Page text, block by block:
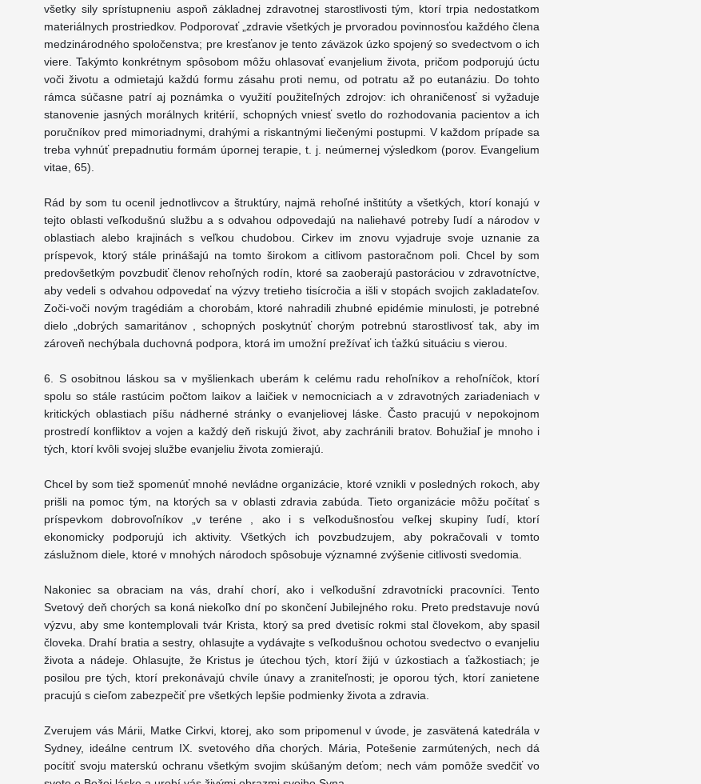
všetky sily sprístupneniu aspoň základnej zdravotnej starostlivosti tým, ktorí trpia nedostatkom
materiálnych prostriedkov. Podporovať „zdravie všetkých je prvoradou povinnosťou každého člena
medzinárodného spoločenstva; pre kresťanov je tento záväzok úzko spojený so svedectvom o ich
viere. Takýmto konkrétnym spôsobom môžu ohlasovať evanjelium života, pričom podporujú úctu
voči životu a odmietajú každú formu zásahu proti nemu, od potratu až po eutanáziu. Do tohto
rámca súčasne patrí aj poznámka o využití použiteľných zdrojov: ich ohraničenosť si vyžaduje
stanovenie jasných morálnych kritérií, schopných vniesť svetlo do rozhodovania pacientov a ich
poručníkov pred mimoriadnymi, drahými a riskantnými liečenými postupmi. V každom prípade sa
treba vyhnúť prepadnutiu formám úpornej terapie, t. j. neúmernej výsledkom (porov. Evangelium
vitae, 65).
Rád by som tu ocenil jednotlivcov a štruktúry, najmä rehoľné inštitúty a všetkých, ktorí konajú v
tejto oblasti veľkodušnú službu a s odvahou odpovedajú na naliehavé potreby ľudí a národov v
oblastiach alebo krajinách s veľkou chudobou. Cirkev im znovu vyjadruje svoje uznanie za
príspevok, ktorý stále prinášajú na tomto širokom a citlivom pastoračnom poli. Chcel by som
predovšetkým povzbudiť členov rehoľných rodín, ktoré sa zaoberajú pastoráciou v zdravotníctve,
aby vedeli s odvahou odpovedať na výzvy tretieho tisícročia a išli v stopách svojich zakladateľov.
Zoči-voči novým tragédiám a chorobám, ktoré nahradili zhubné epidémie minulosti, je potrebné
dielo „dobrých samaritánov , schopných poskytnúť chorým potrebnú starostlivosť tak, aby im
zároveň nechýbala duchovná podpora, ktorá im umožní prežívať ich ťažkú situáciu s vierou.
6. S osobitnou láskou sa v myšlienkach uberám k celému radu rehoľníkov a rehoľníčok, ktorí
spolu so stále rastúcim počtom laikov a laičiek v nemocniciach a v zdravotných zariadeniach v
kritických oblastiach píšu nádherné stránky o evanjeliovej láske. Často pracujú v nepokojnom
prostredí konfliktov a vojen a každý deň riskujú život, aby zachránili bratov. Bohužiaľ je mnoho i
tých, ktorí kvôli svojej službe evanjeliu života zomierajú.
Chcel by som tiež spomenúť mnohé nevládne organizácie, ktoré vznikli v posledných rokoch, aby
prišli na pomoc tým, na ktorých sa v oblasti zdravia zabúda. Tieto organizácie môžu počítať s
príspevkom dobrovoľníkov „v teréne , ako i s veľkodušnosťou veľkej skupiny ľudí, ktorí
ekonomicky podporujú ich aktivity. Všetkých ich povzbudzujem, aby pokračovali v tomto
záslužnom diele, ktoré v mnohých národoch spôsobuje významné zvýšenie citlivosti svedomia.
Nakoniec sa obraciam na vás, drahí chorí, ako i veľkodušní zdravotnícki pracovníci. Tento
Svetový deň chorých sa koná niekoľko dní po skončení Jubilejného roku. Preto predstavuje novú
výzvu, aby sme kontemplovali tvár Krista, ktorý sa pred dvetisíc rokmi stal človekom, aby spasil
človeka. Drahí bratia a sestry, ohlasujte a vydávajte s veľkodušnou ochotou svedectvo o evanjeliu
života a nádeje. Ohlasujte, že Kristus je útechou tých, ktorí žijú v úzkostiach a ťažkostiach; je
posilou pre tých, ktorí prekonávajú chvíle únavy a zraniteľnosti; je oporou tých, ktorí zanietene
pracujú s cieľom zabezpečiť pre všetkých lepšie podmienky života a zdravia.
Zverujem vás Márii, Matke Cirkvi, ktorej, ako som pripomenul v úvode, je zasvätená katedrála v
Sydney, ideálne centrum IX. svetového dňa chorých. Mária, Potešenie zarmútených, nech dá
pocítiť svoju materskú ochranu všetkým svojim skúšaným deťom; nech vám pomôže svedčiť vo